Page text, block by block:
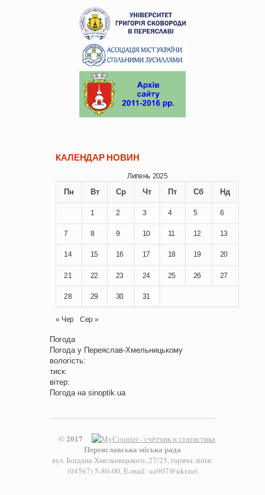
КАЛЕНДАР НОВИН
Липень 2025
Пн Вт Ср Чт Пт Сб Нд
1 2 3 4 5 6
7 8 9 10 11 12 13
14 15 16 17 18 19 20
21 22 23 24 25 26 27
28 29 30 31
« Чер Сер »
Погода
Погода у Переяслав-Хмельницькому
вологість:
тиск:
вітер:
Погода на sinoptik.ua
© 2017
Переяславська міська рада
вул. Богдана Хмельницького, 27/25, гаряча лінія:
(04567) 5-80-00, E-mail: ua907@ukr.net